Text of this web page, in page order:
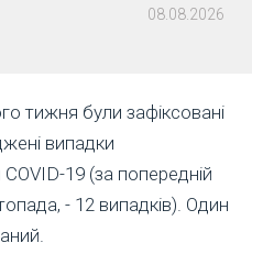
08.08.2026
тижня були зафіксовані
випадки
19 (за попередній
- 12 випадків). Один